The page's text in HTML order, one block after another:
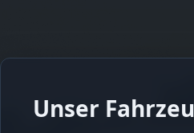
Unser